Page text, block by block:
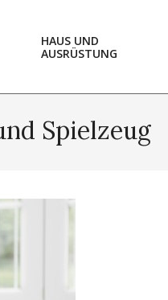
HAUS UND
AUSRÜSTUNG
Spielzeug